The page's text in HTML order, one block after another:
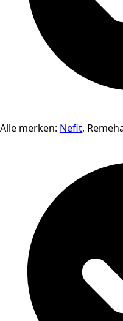
Alle merken: Nefit,